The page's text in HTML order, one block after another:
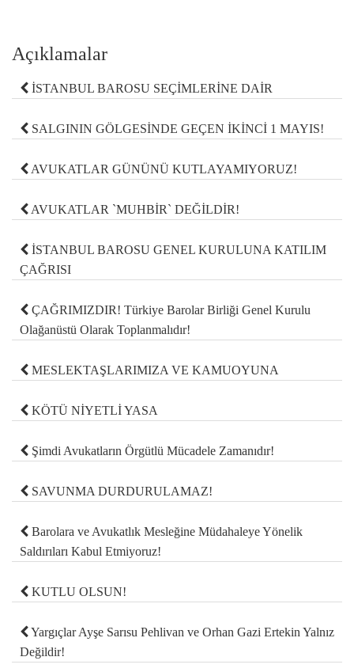
Açıklamalar
İSTANBUL BAROSU SEÇİMLERİNE DAİR
SALGININ GÖLGESİNDE GEÇEN İKİNCİ 1 MAYIS!
AVUKATLAR GÜNÜNÜ KUTLAYAMIYORUZ!
AVUKATLAR `MUHBİR` DEĞİLDİR!
İSTANBUL BAROSU GENEL KURULUNA KATILIM
ÇAĞRISI
ÇAĞRIMIZDIR! Türkiye Barolar Birliği Genel Kurulu
Olağanüstü Olarak Toplanmalıdır!
MESLEKTAŞLARIMIZA VE KAMUOYUNA
KÖTÜ NİYETLİ YASA
Şimdi Avukatların Örgütlü Mücadele Zamanıdır!
SAVUNMA DURDURULAMAZ!
Barolara ve Avukatlık Mesleğine Müdahaleye Yönelik
Saldırıları Kabul Etmiyoruz!
KUTLU OLSUN!
Yargıçlar Ayşe Sarısu Pehlivan ve Orhan Gazi Ertekin Yalnız
Değildir!